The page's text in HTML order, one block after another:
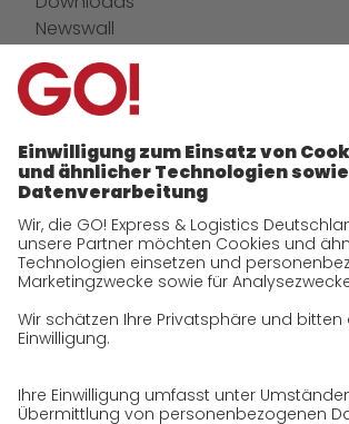
Newswall
GO! Versandmaterial
Unternehmen
zukunftssichere Arbeitskultur bei GO!
Daten & Fakten
Historie
CSR
Qualität
Zertifizierungen
Referenzen
Auszeichnungen
Karriere